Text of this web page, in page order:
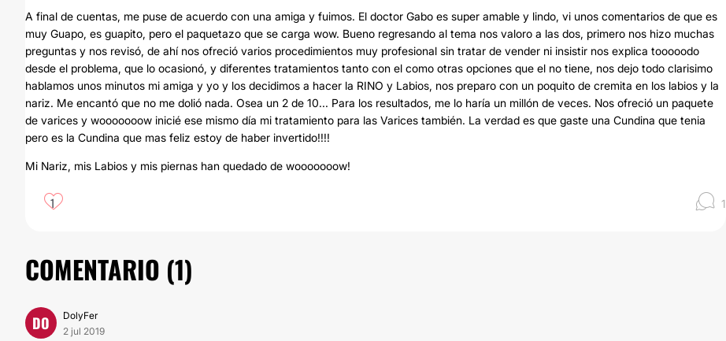
A final de cuentas, me puse de acuerdo con una amiga y fuimos. El doctor Gabo es super amable y lindo, vi unos comentarios de que es
muy Guapo, es guapito, pero el paquetazo que se carga wow. Bueno regresando al tema nos valoro a las dos, primero nos hizo muchas
preguntas y nos revisó, de ahí nos ofreció varios procedimientos muy profesional sin tratar de vender ni insistir nos explica tooooodo
desde el problema, que lo ocasionó, y diferentes tratamientos tanto con el como otras opciones que el no tiene, nos dejo todo clarisimo
hablamos unos minutos mi amiga y yo y los decidimos a hacer la RINO y Labios, nos preparo con un poquito de cremita en los labios y la
nariz. Me encantó que no me dolió nada. Osea un 2 de 10... Para los resultados, me lo haría un millón de veces. Nos ofreció un paquete
de varices y wooooooow inicié ese mismo día mi tratamiento para las Varices también. La verdad es que gaste una Cundina que tenia
pero es la Cundina que mas feliz estoy de haber invertido!!!!
Mi Nariz, mis Labios y mis piernas han quedado de wooooooow!
1 1
COMENTARIO (1)
DO
DolyFer
2 jul 2019